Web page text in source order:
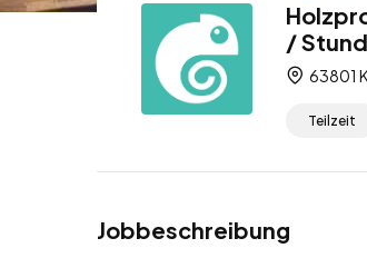
/
63801
Teilzeit
Jobbeschreibung